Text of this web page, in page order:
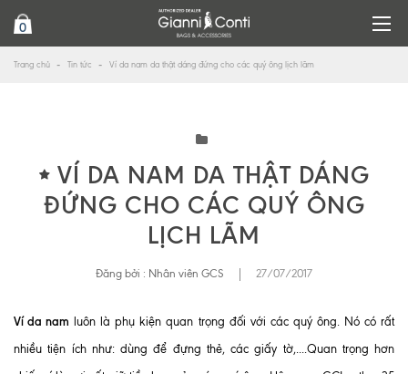
0
Trang chủ Tin tức Ví da nam da thật dáng đứng cho các quý ông lịch lãm
VÍ DA NAM DA THẬT DÁNG
ĐỨNG CHO CÁC QUÝ ÔNG
LỊCH LÃM
Đăng bởi : Nhân viên GCS 27/07/2017
Ví da nam luôn là phụ kiện quan trọng đối với các quý ông. Nó có rất
nhiều tiện ích như: dùng để đựng thẻ, các giấy tờ,....Quan trọng hơn